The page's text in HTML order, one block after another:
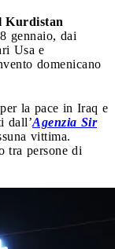
Kurdistan
gennaio, dai
Usa e
domenicano
la pace in Iraq e
dall’Agenzia Sir
vittima.
tra persone di